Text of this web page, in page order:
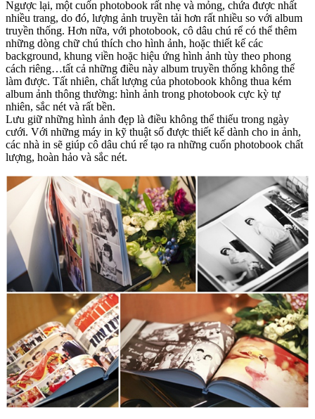
Ngược lại, một cuốn photobook rất nhẹ và mỏng, chứa được nhất
nhiều trang, do đó, lượng ảnh truyền tải hơn rất nhiều so với album
truyền thống. Hơn nữa, với photobook, cô dâu chú rể có thể thêm
những dòng chữ chú thích cho hình ảnh, hoặc thiết kế các
background, khung viền hoặc hiệu ứng hình ảnh tùy theo phong
cách riêng…tất cả những điều này album truyền thống không thể
làm được. Tất nhiên, chất lượng của photobook không thua kém
album ảnh thông thường: hình ảnh trong photobook cực kỳ tự
nhiên, sắc nét và rất bền.
Lưu giữ những hình ảnh đẹp là điều không thể thiếu trong ngày
cưới. Với những máy in kỹ thuật số được thiết kế dành cho in ảnh,
các nhà in sẽ giúp cô dâu chú rể tạo ra những cuốn photobook chất
lượng, hoàn hảo và sắc nét.